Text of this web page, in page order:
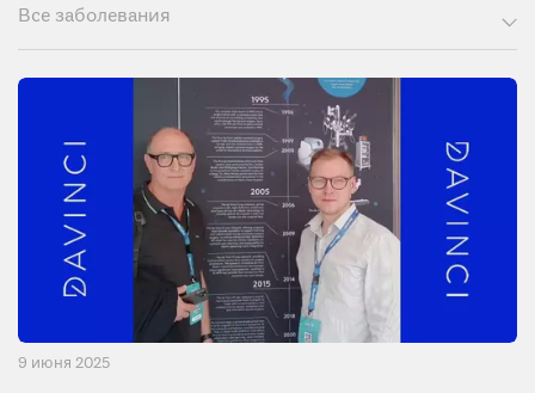
Все заболевания
9 июня 2025